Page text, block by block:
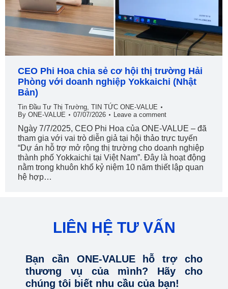
CEO Phi Hoa chia sẻ cơ hội thị trường Hải
Phòng với doanh nghiệp Yokkaichi (Nhật
Bản)
Tin Đầu Tư Thị Trường, TIN TỨC ONE-VALUE
By ONE-VALUE 07/07/2026 Leave a comment
Ngày 7/7/2025, CEO Phi Hoa của ONE-VALUE – đã
tham gia với vai trò diễn giả tại hội thảo trực tuyến
“Dự án hỗ trợ mở rộng thị trường cho doanh nghiệp
thành phố Yokkaichi tại Việt Nam”. Đây là hoạt động
nằm trong khuôn khổ kỷ niệm 10 năm thiết lập quan
hệ hợp…
LIÊN HỆ TƯ VẤN
Bạn cần ONE-VALUE hỗ trợ cho
thương vụ của mình? Hãy cho
chúng tôi biết nhu cầu của bạn!